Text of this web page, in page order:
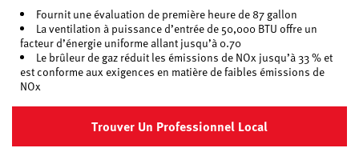
Fournit une évaluation de première heure de 87 gallon
La ventilation à puissance d’entrée de 50,000 BTU offre un
facteur d’énergie uniforme allant jusqu’à 0.70
Le brûleur de gaz réduit les émissions de NOx jusqu’à 33 % et
est conforme aux exigences en matière de faibles émissions de
NOx
Trouver Un Professionnel Local